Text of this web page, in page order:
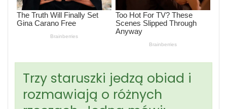
Trzy staruszki jedzą obiad i
rozmawiają o różnych